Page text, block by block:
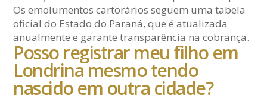
Os emolumentos cartorários seguem uma tabela
oficial do Estado do Paraná, que é atualizada
anualmente e garante transparência na cobrança.
Posso registrar meu filho em
Londrina mesmo tendo
nascido em outra cidade?